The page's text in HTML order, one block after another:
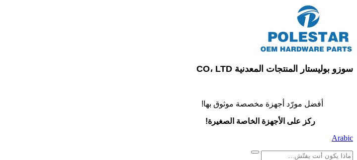
سوزو بوليستار المنتجات المعدنية CO، LTD
أفضل مورّد أجهزة مخصصة موثوق بها!
ركز على الأجهزة الخاصة الصغيرة!
Arabic
search